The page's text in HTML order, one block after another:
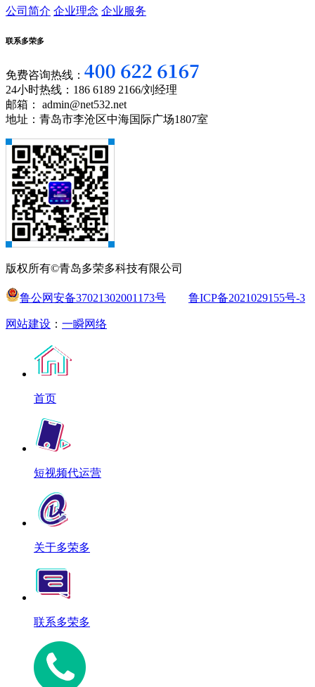
公司简介 企业理念 企业服务
联系多荣多
免费咨询热线：
24小时热线：186 6189 2166/刘经理
邮箱： admin@net532.net
地址：青岛市李沧区中海国际广场1807室
版权所有©青岛多荣多科技有限公司
鲁公网安备37021302001173号 鲁ICP备2021029155号-3
网站建设 ： 一瞬网络
首页
短视频代运营
关于多荣多
联系多荣多